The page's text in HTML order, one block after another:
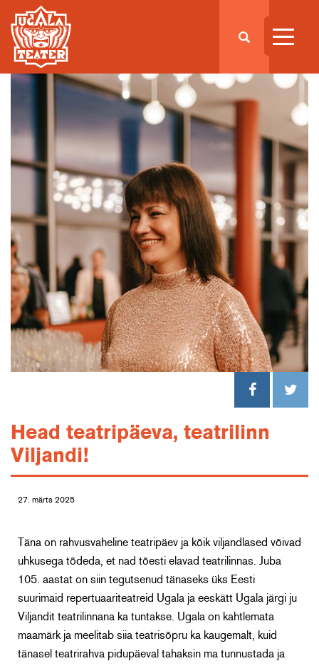
Head teatripäeva, teatrilinn
Viljandi!
27. märts 2025
Täna on rahvusvaheline teatripäev ja kõik viljandlased võivad
uhkusega tõdeda, et nad tõesti elavad teatrilinnas. Juba
105. aastat on siin tegutsenud tänaseks üks Eesti
suurimaid repertuaariteatreid Ugala ja eeskätt Ugala järgi ju
Viljandit teatrilinnana ka tuntakse. Ugala on kahtlemata
maamärk ja meelitab siia teatrisõpru ka kaugemalt, kuid
tänasel teatrirahva pidupäeval tahaksin ma tunnustada ja